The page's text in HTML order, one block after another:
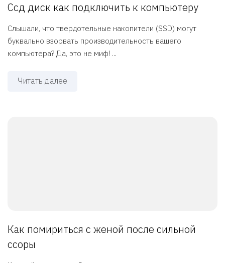
Ссд диск как подключить к компьютеру
Слышали, что твердотельные накопители (SSD) могут
буквально взорвать производительность вашего
компьютера? Да, это не миф! ...
Читать далее
Как помириться с женой после сильной
ссоры